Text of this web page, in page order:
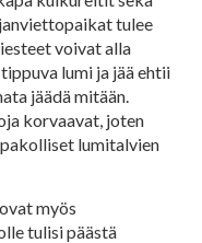
tulee
voivat alla
lumi ja jää ehtii
jäädä mitään.
korvaavat, joten
lumitalvien
myös
tulisi päästä